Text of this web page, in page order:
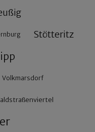
Stötteritz
Volkmarsdorf